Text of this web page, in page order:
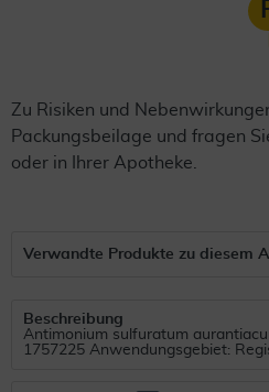
Zu Risiken und
Packungsbeilage und fragen
oder in Ihrer Apotheke.
Verwandte Produkte zu diesem
Beschreibung
Antimonium sulfuratum
1757225 Anwendungsgebiet: